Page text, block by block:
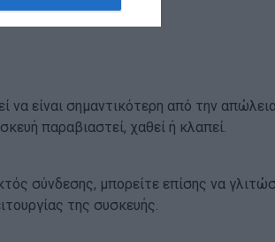
είναι σημαντικότερη από την
παραβιαστεί, χαθεί ή κλαπεί.
σύνδεσης, μπορείτε επίσης να
της συσκευής.